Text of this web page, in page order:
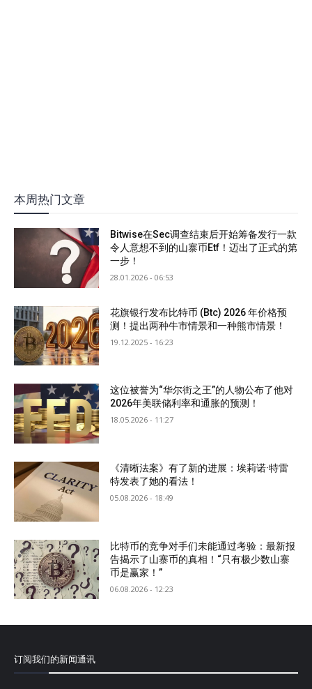
本周热门文章
Bitwise在Sec调查结束后开始筹备发行一款
令人意想不到的山寨币Etf！迈出了正式的第
一步！
28.01.2026 - 06:53
花旗银行发布比特币 (Btc) 2026 年价格预
测！提出两种牛市情景和一种熊市情景！
19.12.2025 - 16:23
这位被誉为“华尔街之王”的人物公布了他对
2026年美联储利率和通胀的预测！
18.05.2026 - 11:27
《清晰法案》有了新的进展：埃莉诺·特雷
特发表了她的看法！
05.08.2026 - 18:49
比特币的竞争对手们未能通过考验：最新报
告揭示了山寨币的真相！“只有极少数山寨
币是赢家！”
06.08.2026 - 12:23
订阅我们的新闻通讯